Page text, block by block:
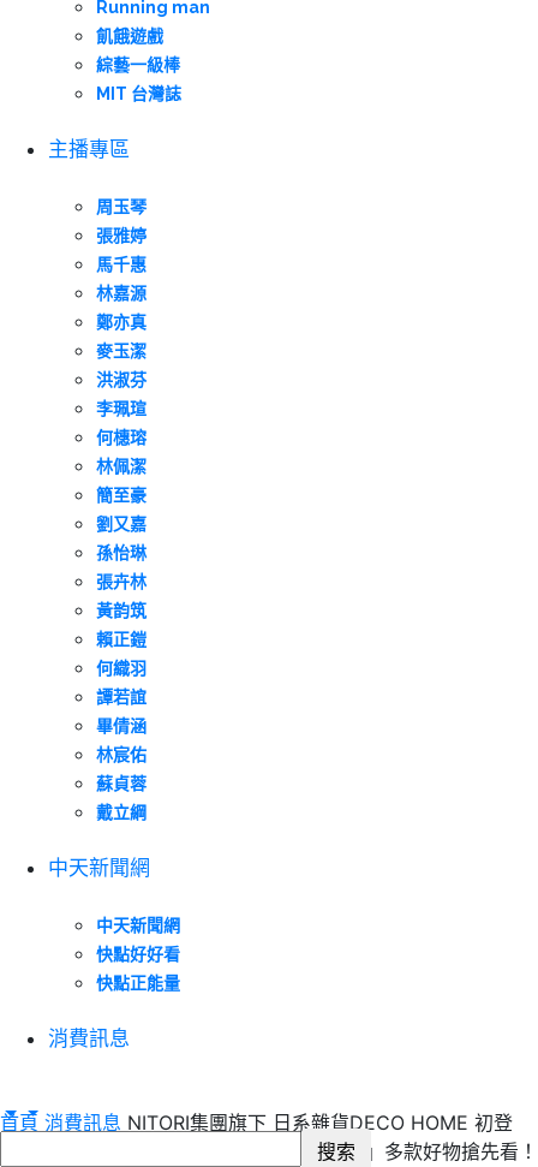
Running man
飢餓遊戲
綜藝一級棒
MIT 台灣誌
主播專區
周玉琴
張雅婷
馬千惠
林嘉源
鄭亦真
麥玉潔
洪淑芬
李珮瑄
何橞瑢
林佩潔
簡至豪
劉又嘉
孫怡琳
張卉林
黃韵筑
賴正鎧
何織羽
譚若誼
畢倩涵
林宸佑
蘇貞蓉
戴立綱
中天新聞網
中天新聞網
快點好好看
快點正能量
消費訊息
首頁 消費訊息 NITORI集團旗下 日系雜貨DECO HOME 初登
台！ 10/7漢神巨蛋盛大開幕。「可愛×優雅」多款好物搶先看！